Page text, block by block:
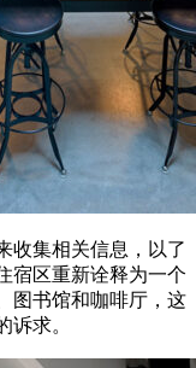
收集相关信息，以了
宿区重新诠释为一个
图书馆和咖啡厅，这
诉求。